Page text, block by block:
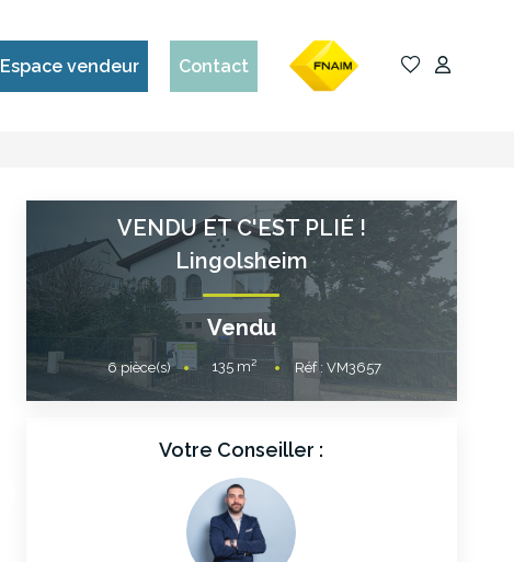
Espace vendeur Contact
VENDU ET C'EST PLIÉ !
Lingolsheim
Vendu
6pièce(s) 135 m² Réf :VM3657
Votre Conseiller :